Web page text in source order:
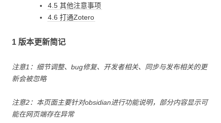
4.5 其他注意事项
4.6 打通Zotero
1 版本更新简记
注意1：细节调整、bug修复、开发者相关、同步与发布相关的更
新会被忽略
注意2：本页面主要针对obsidian进行功能说明，部分内容显示可
能在网页端存在异常